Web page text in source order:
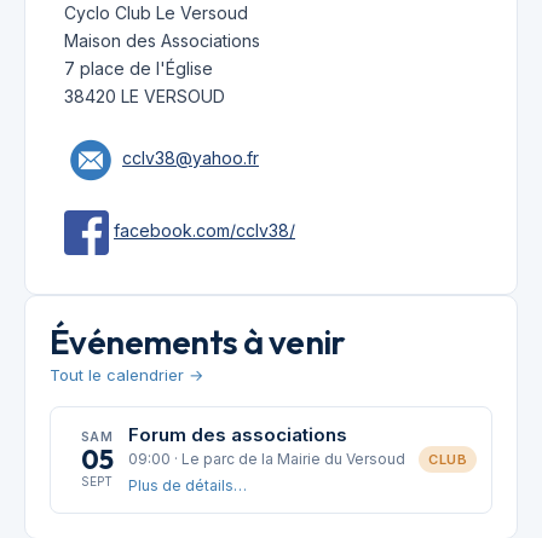
Cyclo Club Le Versoud
Maison des Associations
7 place de l'Église
38420 LE VERSOUD
cclv38@yahoo.fr
facebook.com/cclv38/
Événements à venir
Tout le calendrier →
SAM
05
SEPT
Forum des associations
09:00 · Le parc de la Mairie du Versoud
Plus de détails…
CLUB